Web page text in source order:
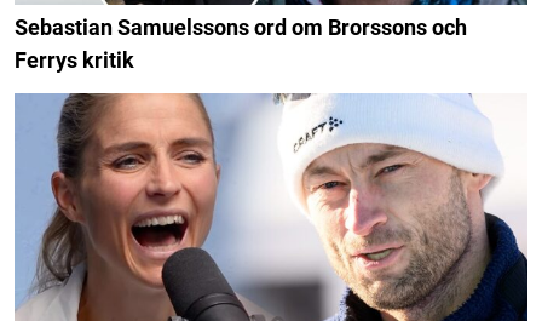
Sebastian Samuelssons ord om Brorssons och
Ferrys kritik